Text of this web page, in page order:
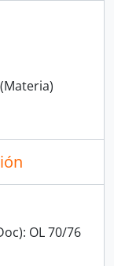
(Materia)
OL 70/76